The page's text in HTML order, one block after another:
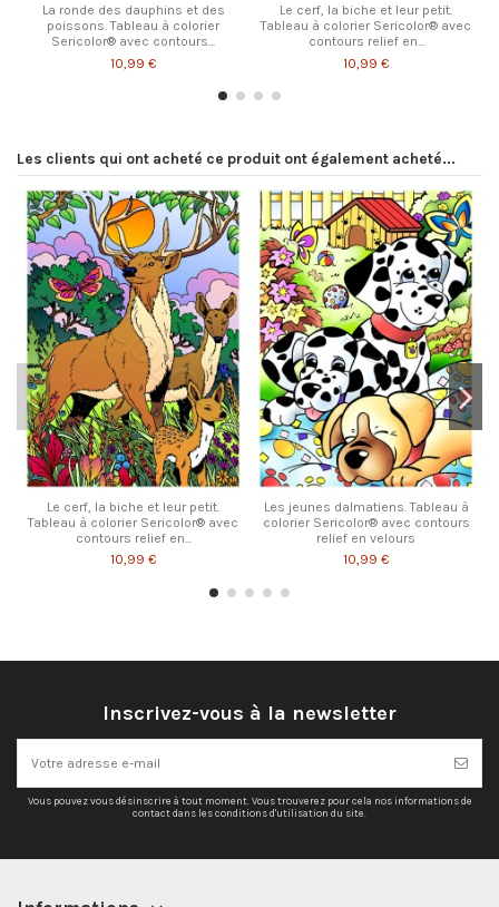
La ronde des dauphins et des
poissons. Tableau à colorier
Sericolor® avec contours...
10,99 €
Le cerf, la biche et leur petit.
Tableau à colorier Sericolor® avec
contours relief en...
10,99 €
Les clients qui ont acheté ce produit ont également acheté...
Le cerf, la biche et leur petit.
Tableau à colorier Sericolor® avec
contours relief en...
10,99 €
Les jeunes dalmatiens. Tableau à
colorier Sericolor® avec contours
relief en velours
10,99 €
Inscrivez-vous à la newsletter
Vous pouvez vous désinscrire à tout moment. Vous trouverez pour cela nos informations de
contact dans les conditions d'utilisation du site.